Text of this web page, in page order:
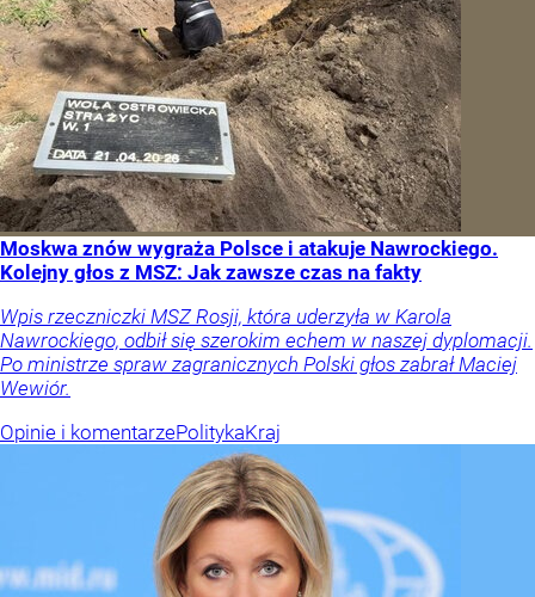
Moskwa znów wygraża Polsce i atakuje Nawrockiego.
Kolejny głos z MSZ: Jak zawsze czas na fakty
Wpis rzeczniczki MSZ Rosji, która uderzyła w Karola
Nawrockiego, odbił się szerokim echem w naszej dyplomacji.
Po ministrze spraw zagranicznych Polski głos zabrał Maciej
Wewiór.
Opinie i komentarzePolitykaKraj